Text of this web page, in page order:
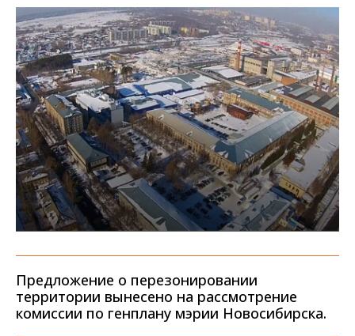
Предложение о перезонировании
территории вынесено на рассмотрение
комиссии по генплану мэрии Новосибирска.